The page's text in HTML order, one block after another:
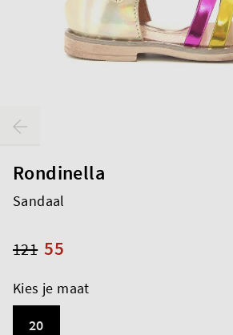
Rondinella
Sandaal
55
121
Kies je maat
20